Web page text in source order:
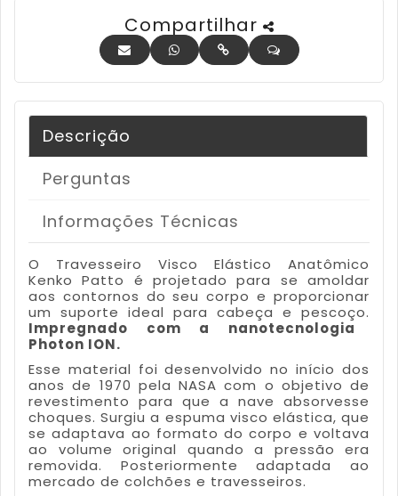
Compartilhar
Descrição
Perguntas
Informações Técnicas
O Travesseiro Visco Elástico Anatômico
Kenko Patto é projetado para se amoldar
aos contornos do seu corpo e proporcionar
um suporte ideal para cabeça e pescoço.
Impregnado com a nanotecnologia
Photon ION.
Esse material foi desenvolvido no início dos
anos de 1970 pela NASA com o objetivo de
revestimento para que a nave absorvesse
choques. Surgiu a espuma visco elástica, que
se adaptava ao formato do corpo e voltava
ao volume original quando a pressão era
removida. Posteriormente adaptada ao
mercado de colchões e travesseiros.